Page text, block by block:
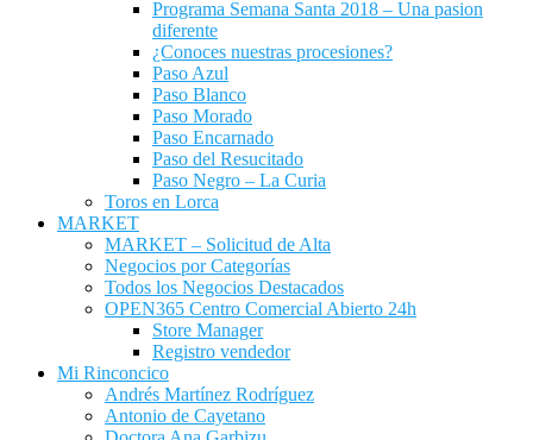
Programa Semana Santa 2018 – Una pasion
diferente
¿Conoces nuestras procesiones?
Paso Azul
Paso Blanco
Paso Morado
Paso Encarnado
Paso del Resucitado
Paso Negro – La Curia
Toros en Lorca
MARKET
MARKET – Solicitud de Alta
Negocios por Categorías
Todos los Negocios Destacados
OPEN365 Centro Comercial Abierto 24h
Store Manager
Registro vendedor
Mi Rinconcico
Andrés Martínez Rodríguez
Antonio de Cayetano